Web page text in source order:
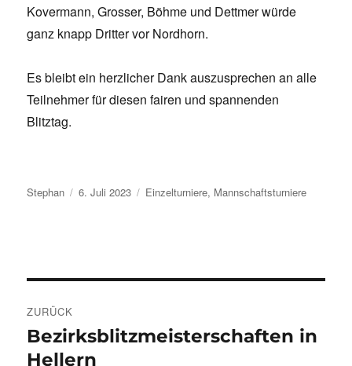
Kovermann, Grosser, Böhme und Dettmer würde
ganz knapp Dritter vor Nordhorn.
Es bleibt ein herzlicher Dank auszusprechen an alle
Teilnehmer für diesen fairen und spannenden
Blitztag.
Autor
Stephan Veröffentlicht
6. Juli 2023 Kategorien
Einzelturniere, Mannschaftsturniere
ZURÜCK
Vorheriger
Beitrag:
Bezirksblitzmeisterschaften in
Hellern